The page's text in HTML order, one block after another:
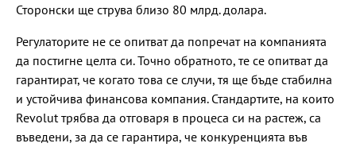
Сторонски ще струва близо 80 млрд. долара.
Регулаторите не се опитват да попречат на компанията
да постигне целта си. Точно обратното, те се опитват да
гарантират, че когато това се случи, тя ще бъде стабилна
и устойчива финансова компания. Стандартите, на които
Revolut трябва да отговаря в процеса си на растеж, са
въведени, за да се гарантира, че конкуренцията във